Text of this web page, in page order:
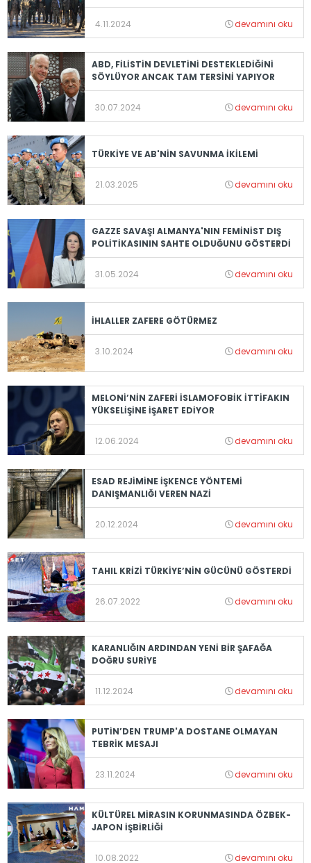
4.11.2024 devamını oku
ABD, FİLİSTİN DEVLETİNİ DESTEKLEDİĞİNİ
SÖYLÜYOR ANCAK TAM TERSİNİ YAPIYOR
30.07.2024 devamını oku
TÜRKİYE VE AB'NİN SAVUNMA İKİLEMİ
21.03.2025 devamını oku
GAZZE SAVAŞI ALMANYA'NIN FEMİNİST DIŞ
POLİTİKASININ SAHTE OLDUĞUNU GÖSTERDİ
31.05.2024 devamını oku
İHLALLER ZAFERE GÖTÜRMEZ
3.10.2024 devamını oku
MELONİ’NİN ZAFERİ İSLAMOFOBİK İTTİFAKIN
YÜKSELİŞİNE İŞARET EDİYOR
12.06.2024 devamını oku
ESAD REJİMİNE İŞKENCE YÖNTEMİ
DANIŞMANLIĞI VEREN NAZİ
20.12.2024 devamını oku
TAHIL KRİZİ TÜRKİYE’NİN GÜCÜNÜ GÖSTERDİ
26.07.2022 devamını oku
KARANLIĞIN ARDINDAN YENİ BİR ŞAFAĞA
DOĞRU SURİYE
11.12.2024 devamını oku
PUTİN’DEN TRUMP'A DOSTANE OLMAYAN
TEBRİK MESAJI
23.11.2024 devamını oku
KÜLTÜREL MİRASIN KORUNMASINDA ÖZBEK-
JAPON İŞBİRLİĞİ
10.08.2022 devamını oku